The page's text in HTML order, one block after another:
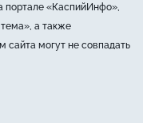
портале «КаспийИнфо»,
а также
сайта могут не совпадать